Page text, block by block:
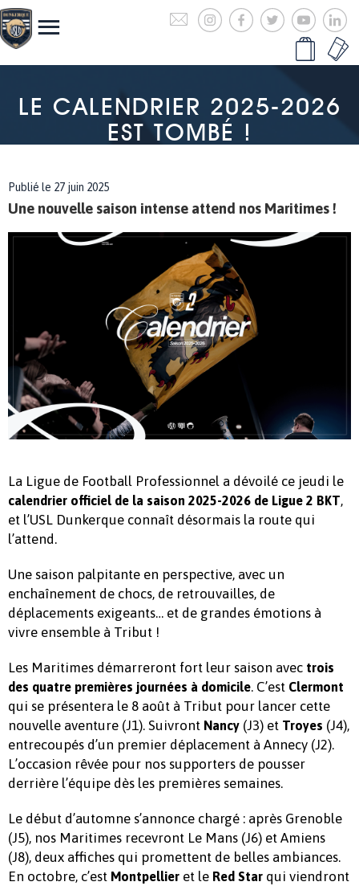
LE CALENDRIER 2025-2026
EST TOMBÉ !
Publié le 27 juin 2025
Une nouvelle saison intense attend nos Maritimes !
La Ligue de Football Professionnel a dévoilé ce jeudi le
calendrier officiel de la saison 2025-2026 de Ligue 2 BKT,
et l’USL Dunkerque connaît désormais la route qui
l’attend.
Une saison palpitante en perspective, avec un
enchaînement de chocs, de retrouvailles, de
déplacements exigeants… et de grandes émotions à
vivre ensemble à Tribut !
Les Maritimes démarreront fort leur saison avec trois
des quatre premières journées à domicile. C’est Clermont
qui se présentera le 8 août à Tribut pour lancer cette
nouvelle aventure (J1). Suivront Nancy (J3) et Troyes (J4),
entrecoupés d’un premier déplacement à Annecy (J2).
L’occasion rêvée pour nos supporters de pousser
derrière l’équipe dès les premières semaines.
Le début d’automne s’annonce chargé : après Grenoble
(J5), nos Maritimes recevront Le Mans (J6) et Amiens
(J8), deux affiches qui promettent de belles ambiances.
En octobre, c’est Montpellier et le Red Star qui viendront